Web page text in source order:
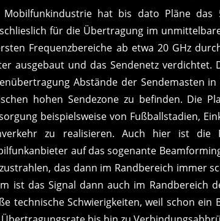
Mobilfunkindustrie hat bis dato Pläne das
für die Übertragung im
Frequenzbereiche ab etwa 20 GHz
ausgebaut und das Sendenetz verdichtet.
Abstände der Sendemasten
hohen Sendezone zu befinden. Die
beispielsweise von Fußballstadien,
zu realisieren. Auch hier ist die
auf das sogenante
das dann im Randbereich immer
ist das Signal dann auch im Randbereich
technische Schwierigkeiten, weil schon